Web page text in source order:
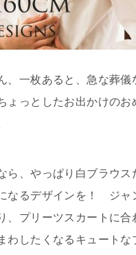
、一枚あると、急な葬儀
ょっとしたお出かけのお
ら、やっぱり白ブラウス
なるデザインを！ ジャ
、プリーツスカートに合
わしたくなるキュートな